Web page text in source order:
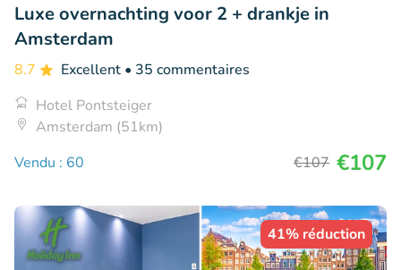
Luxe overnachting voor 2 + drankje in
Amsterdam
8.7 Excellent • 35 commentaires
Hotel Pontsteiger
Amsterdam (51km)
Vendu : 60
€107 €107
41% réduction